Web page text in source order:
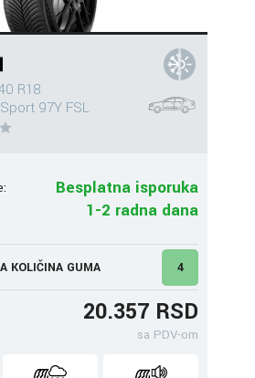
R18
97Y FSL
Besplatna isporuka
1-2 radna dana
KOLIČINA GUMA 4
20.357 RSD
sa PDV-om